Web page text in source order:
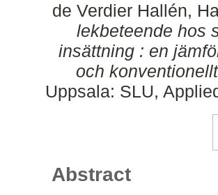
de Verdier Hallén,
lekbeteende hos
insättning : en
och
Uppsala: SLU,
Abstract